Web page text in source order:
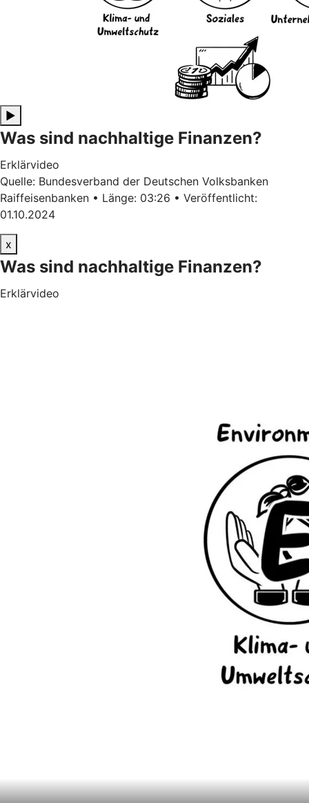
▶
Was sind nachhaltige Finanzen?
Erklärvideo
Quelle: Bundesverband der Deutschen Volksbanken
Raiffeisenbanken • Länge: 03:26 • Veröffentlicht:
01.10.2024
x
Was sind nachhaltige Finanzen?
Erklärvideo